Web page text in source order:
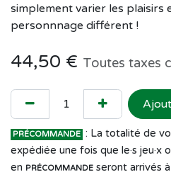
simplement varier les plaisirs
personnnage différent !
44,50 € Toutes taxes
PRÉCOMMANDE : La totalité de
expédiée une fois que le·s jeu·x
en PRÉCOMMANDE seront arrivés